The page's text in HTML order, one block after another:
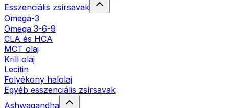
Esszenciális zsírsavak
Omega-3
Omega 3-6-9
CLA és HCA
MCT olaj
Krill olaj
Lecitin
Folyékony halolaj
Egyéb esszenciális zsírsavak
Ashwagandha